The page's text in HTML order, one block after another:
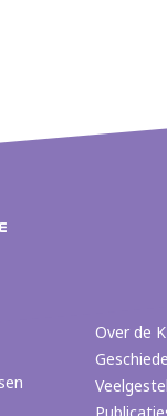
Over de